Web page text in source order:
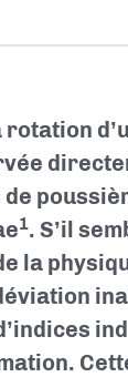
1. S’il
la